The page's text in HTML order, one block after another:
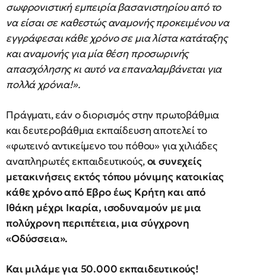
σωφρονιστική εμπειρία βασανιστηρίου από το
να είσαι σε καθεστώς αναμονής προκειμένου να
εγγράφεσαι κάθε χρόνο σε μια λίστα κατάταξης
και αναμονής για μία θέση προσωρινής
απασχόλησης κι αυτό να επαναλαμβάνεται για
πολλά χρόνια!».
Πράγματι, εάν ο διορισμός στην πρωτοβάθμια
και δευτεροβάθμια εκπαίδευση αποτελεί το
«φωτεινό αντικείμενο του πόθου» για χιλιάδες
αναπληρωτές εκπαιδευτικούς,οι συνεχείς
μετακινήσεις εκτός τόπου μόνιμης κατοικίας
κάθε χρόνο από Εβρο έως Κρήτη και από
Ιθάκη μέχρι Ικαρία, ισοδυναμούν με μια
πολύχρονη περιπέτεια, μια σύγχρονη
«Οδύσσεια».
Και μιλάμε για 50.000 εκπαιδευτικούς!